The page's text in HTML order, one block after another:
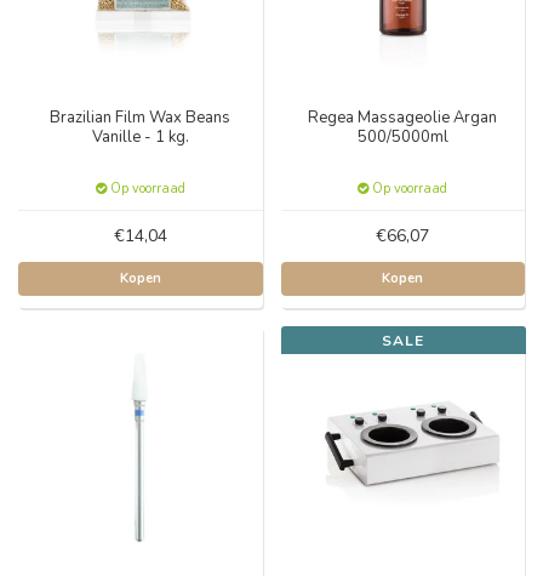
Brazilian Film Wax Beans
Vanille - 1 kg.
Op voorraad
€14,04
Kopen
Regea Massageolie Argan
500/5000ml
Op voorraad
€66,07
Kopen
SALE